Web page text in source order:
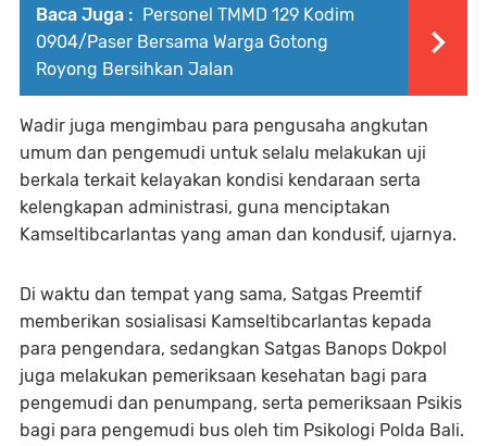
Baca Juga : Personel TMMD 129 Kodim
0904/Paser Bersama Warga Gotong
Royong Bersihkan Jalan
​Wadir juga mengimbau para pengusaha angkutan
umum dan pengemudi untuk selalu melakukan uji
berkala terkait kelayakan kondisi kendaraan serta
kelengkapan administrasi, guna menciptakan
Kamseltibcarlantas yang aman dan kondusif, ujarnya.
​Di waktu dan tempat yang sama, Satgas Preemtif
memberikan sosialisasi Kamseltibcarlantas kepada
para pengendara, sedangkan Satgas Banops Dokpol
juga melakukan pemeriksaan kesehatan bagi para
pengemudi dan penumpang, serta pemeriksaan Psikis
bagi para pengemudi bus oleh tim Psikologi Polda Bali.